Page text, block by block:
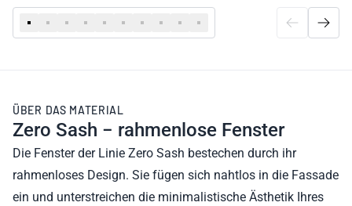
ÜBER DAS MATERIAL
Zero Sash − rahmenlose Fenster
Die Fenster der Linie Zero Sash bestechen durch ihr
rahmenloses Design. Sie fügen sich nahtlos in die Fassade
ein und unterstreichen die minimalistische Ästhetik Ihres